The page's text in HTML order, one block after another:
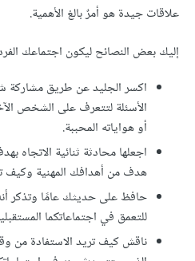
علاقات جيدة هو أمرٌ بالغ الأهمية.
إليك بعض النصائح ليكون اجتماعك
اكسر الجليد عن طريق
الأسئلة لتتعرف على الشخص
أو هواياته المحببة.
اجعلها محادثة ثنائية الاتجاه
هدف من أهدافك المهنية وكيف
حافظ على حديثك عامًا وتذكر
للتعمق في اجتماعاتكما
ناقش كيف تريد الاستفادة من